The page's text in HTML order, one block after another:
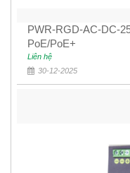
PWR-RGD-AC-DC-
PoE/PoE+
Liên hệ
30-12-2025